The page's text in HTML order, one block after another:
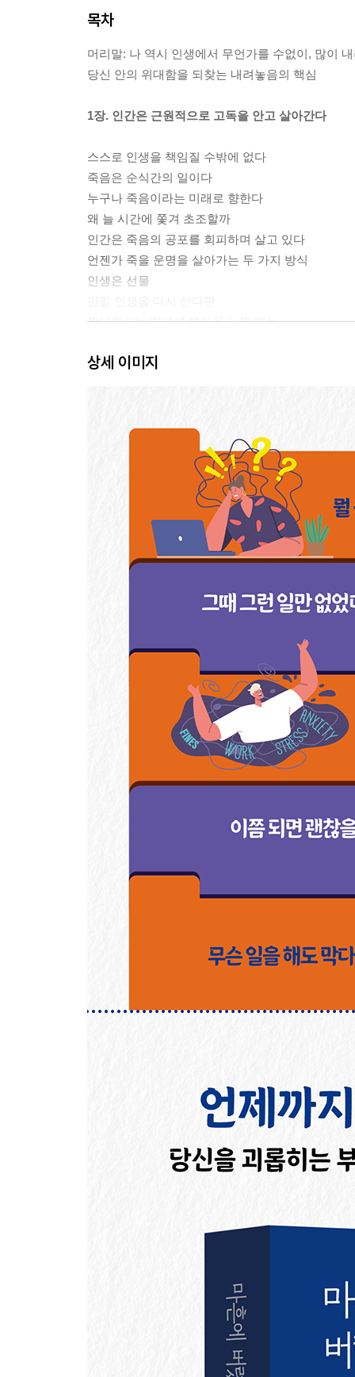
목차
머리말: 나 역시 인생에서 무언가를 수없이, 많이
당신 안의 위대함을 되찾는 내려놓음의 핵심
1장. 인간은 근원적으로 고독을 안고 살아간다
스스로 인생을 책임질 수밖에 없다
죽음은 순식간의 일이다
누구나 죽음이라는 미래로 향한다
왜 늘 시간에 쫓겨 초조할까
인간은 죽음의 공포를 회피하며 살고 있다
언젠가 죽을 운명을 살아가는 두 가지 방식
인생은 선물
짧아져가는 미래에 불안을 느낄 때는
2장. 감정을 느낄수록 ‘무슨 일이 일어나는지’ 명확
일 센스가 있는 사람은 자신의 감정에 민감
희미한 위화감은 대체로 옳다
마음을 해방시키는 ‘허물없는 이야기’
‘좋은 사람’인 척하니까 스트레스를 받는다
스트레스 내성을 높이려면 감정을 표현할 것
감정을 해방하는 일은 어렵지 않다
자신의 감정을 느끼려면
어떤 말이든 들어줄 수 있는 존재가 있으면 마음이
3장. 그 ‘두근거림’의 정체를 밝혀야 한다
가슴이 두근거린다고 해서 무조건 좋은 게 아니다
잘못 해석해 받아들인 ‘내밀한 목소리’
당신이 막다른 길에 있다고 느낀다면
4장. 자신의 가치관을 명확히 한다
자신에게 중요하다면 강한 의지로 행동할 수 있다
부모에게 인정받는 데 사로잡힌 사람들
우선시해야 할 것은 ‘정말 중요한 일’
자신의 가치관을 소홀히 하면 살아갈 의미를 잃어
당신에게 ‘정말 중요한 것’을 찾아내자
디마티니 밸류 팩터®를 해설하다
복권으로 일확천금하는 것보다 행복한 일
인간은 기분 좋은 일만 하려고 한다
과거의 선택을 후회할 때는
잃어버린 것은 아름다워 보인다
소중한 것을 잃어도 대신할 존재가 반드시 주어진다
현재 상황에 불만을 품고 있는 사람에게 부족한 것
★특별 부록★ 당신 인생의 최우선 가치를 찾아내
상세 이미지